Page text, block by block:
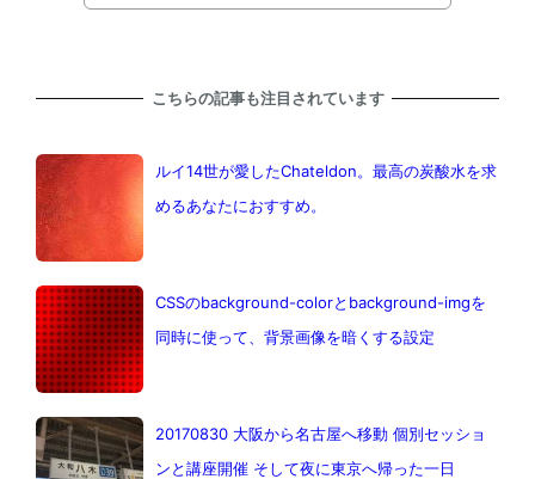
こちらの記事も注目されています
ルイ14世が愛したChateldon。最高の炭酸水を求
めるあなたにおすすめ。
CSSのbackground-colorとbackground-imgを
同時に使って、背景画像を暗くする設定
20170830 大阪から名古屋へ移動 個別セッショ
ンと講座開催 そして夜に東京へ帰った一日